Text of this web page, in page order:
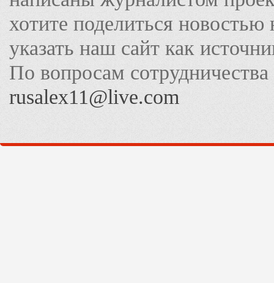
хотите поделиться
указать наш сайт как
По вопросам
rusalex11@live.com